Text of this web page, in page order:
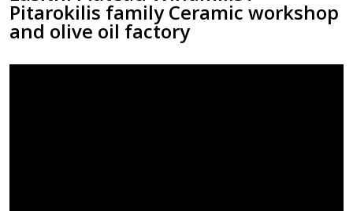
Pitarokilis family Ceramic workshop
and olive oil factory